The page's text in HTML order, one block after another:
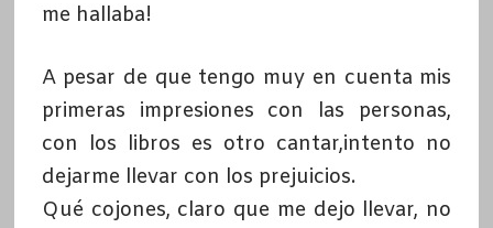
me hallaba!
A pesar de que tengo muy en cuenta mis
primeras impresiones con las personas,
con los libros es otro cantar,intento no
dejarme llevar con los prejuicios.
Qué cojones, claro que me dejo llevar, no